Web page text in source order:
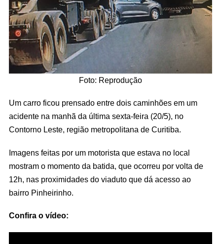
Foto: Reprodução
Um carro ficou prensado entre dois caminhões em um
acidente na manhã da última sexta-feira (20/5), no
Contorno Leste, região metropolitana de Curitiba.
Imagens feitas por um motorista que estava no local
mostram o momento da batida, que ocorreu por volta de
12h, nas proximidades do viaduto que dá acesso ao
bairro Pinheirinho.
Confira o vídeo: